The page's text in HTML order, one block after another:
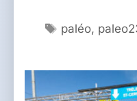
Étiquettes
paléo,